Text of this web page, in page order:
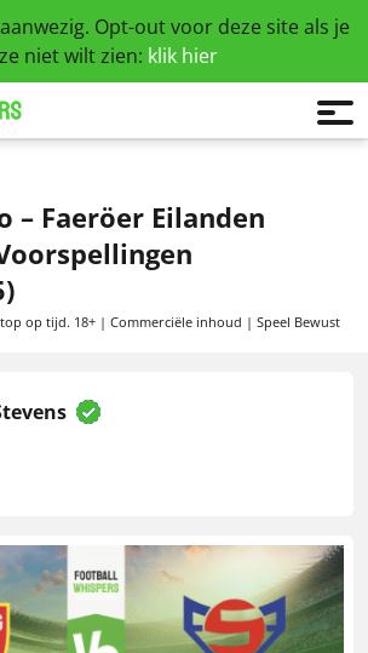
Opt-out voor deze site als je
niet wilt zien: klik hier
– Faeröer Eilanden
op tijd. 18+ | Commerciële inhoud | Speel Bewust